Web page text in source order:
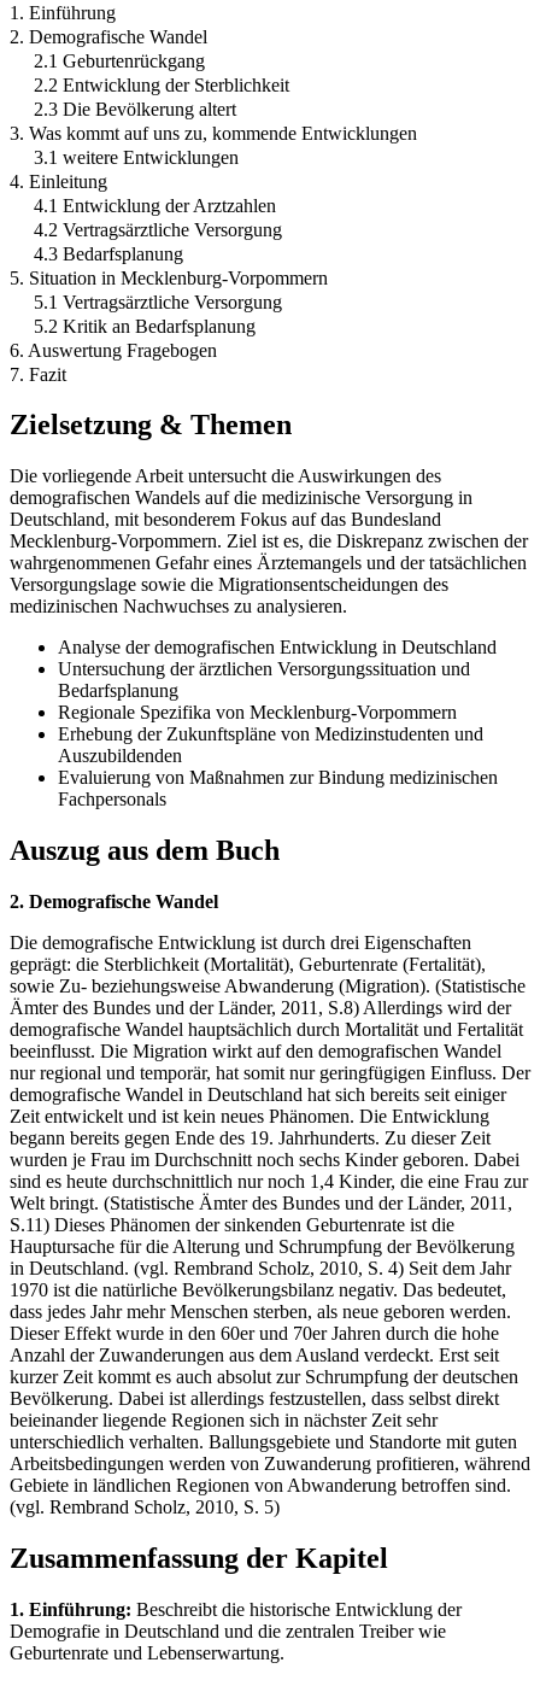
1. Einführung
2. Demografische Wandel
2.1 Geburtenrückgang
2.2 Entwicklung der Sterblichkeit
2.3 Die Bevölkerung altert
3. Was kommt auf uns zu, kommende Entwicklungen
3.1 weitere Entwicklungen
4. Einleitung
4.1 Entwicklung der Arztzahlen
4.2 Vertragsärztliche Versorgung
4.3 Bedarfsplanung
5. Situation in Mecklenburg-Vorpommern
5.1 Vertragsärztliche Versorgung
5.2 Kritik an Bedarfsplanung
6. Auswertung Fragebogen
7. Fazit
Zielsetzung & Themen
Die vorliegende Arbeit untersucht die Auswirkungen des
demografischen Wandels auf die medizinische Versorgung in
Deutschland, mit besonderem Fokus auf das Bundesland
Mecklenburg-Vorpommern. Ziel ist es, die Diskrepanz zwischen der
wahrgenommenen Gefahr eines Ärztemangels und der tatsächlichen
Versorgungslage sowie die Migrationsentscheidungen des
medizinischen Nachwuchses zu analysieren.
Analyse der demografischen Entwicklung in Deutschland
Untersuchung der ärztlichen Versorgungssituation und
Bedarfsplanung
Regionale Spezifika von Mecklenburg-Vorpommern
Erhebung der Zukunftspläne von Medizinstudenten und
Auszubildenden
Evaluierung von Maßnahmen zur Bindung medizinischen
Fachpersonals
Auszug aus dem Buch
2. Demografische Wandel
Die demografische Entwicklung ist durch drei Eigenschaften
geprägt: die Sterblichkeit (Mortalität), Geburtenrate (Fertalität),
sowie Zu- beziehungsweise Abwanderung (Migration). (Statistische
Ämter des Bundes und der Länder, 2011, S.8) Allerdings wird der
demografische Wandel hauptsächlich durch Mortalität und Fertalität
beeinflusst. Die Migration wirkt auf den demografischen Wandel
nur regional und temporär, hat somit nur geringfügigen Einfluss. Der
demografische Wandel in Deutschland hat sich bereits seit einiger
Zeit entwickelt und ist kein neues Phänomen. Die Entwicklung
begann bereits gegen Ende des 19. Jahrhunderts. Zu dieser Zeit
wurden je Frau im Durchschnitt noch sechs Kinder geboren. Dabei
sind es heute durchschnittlich nur noch 1,4 Kinder, die eine Frau zur
Welt bringt. (Statistische Ämter des Bundes und der Länder, 2011,
S.11) Dieses Phänomen der sinkenden Geburtenrate ist die
Hauptursache für die Alterung und Schrumpfung der Bevölkerung
in Deutschland. (vgl. Rembrand Scholz, 2010, S. 4) Seit dem Jahr
1970 ist die natürliche Bevölkerungsbilanz negativ. Das bedeutet,
dass jedes Jahr mehr Menschen sterben, als neue geboren werden.
Dieser Effekt wurde in den 60er und 70er Jahren durch die hohe
Anzahl der Zuwanderungen aus dem Ausland verdeckt. Erst seit
kurzer Zeit kommt es auch absolut zur Schrumpfung der deutschen
Bevölkerung. Dabei ist allerdings festzustellen, dass selbst direkt
beieinander liegende Regionen sich in nächster Zeit sehr
unterschiedlich verhalten. Ballungsgebiete und Standorte mit guten
Arbeitsbedingungen werden von Zuwanderung profitieren, während
Gebiete in ländlichen Regionen von Abwanderung betroffen sind.
(vgl. Rembrand Scholz, 2010, S. 5)
Zusammenfassung der Kapitel
1. Einführung: Beschreibt die historische Entwicklung der
Demografie in Deutschland und die zentralen Treiber wie
Geburtenrate und Lebenserwartung.